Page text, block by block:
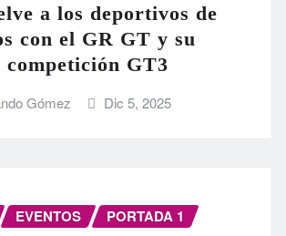
a los deportivos de
con el GR GT y su
competición GT3
Gómez Dic 5, 2025
EVENTOS PORTADA 1